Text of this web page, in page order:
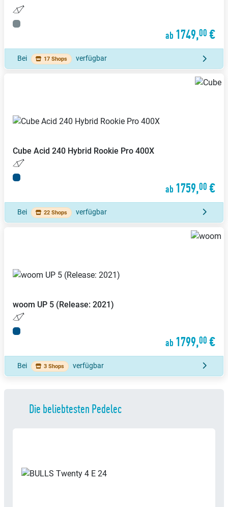
ab 1749,00 €
Bei 17 Shops verfügbar
Cube Acid 240 Hybrid Rookie Pro 400X
ab 1759,00 €
Bei 22 Shops verfügbar
woom UP 5 (Release: 2021)
ab 1799,00 €
Bei 3 Shops verfügbar
Die beliebtesten Pedelec